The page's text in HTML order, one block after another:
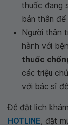
thuốc đang
bản thân
Người thân
hành với
thuốc
các triệu
với bác sĩ
Để đặt lịch
HOTLINE, đặt